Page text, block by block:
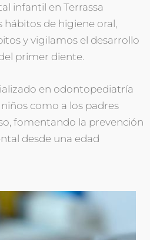
infantil en Terrassa
hábitos de higiene oral,
y vigilamos el desarrollo
primer diente.
en odontopediatría
como a los padres
fomentando la prevención
desde una edad